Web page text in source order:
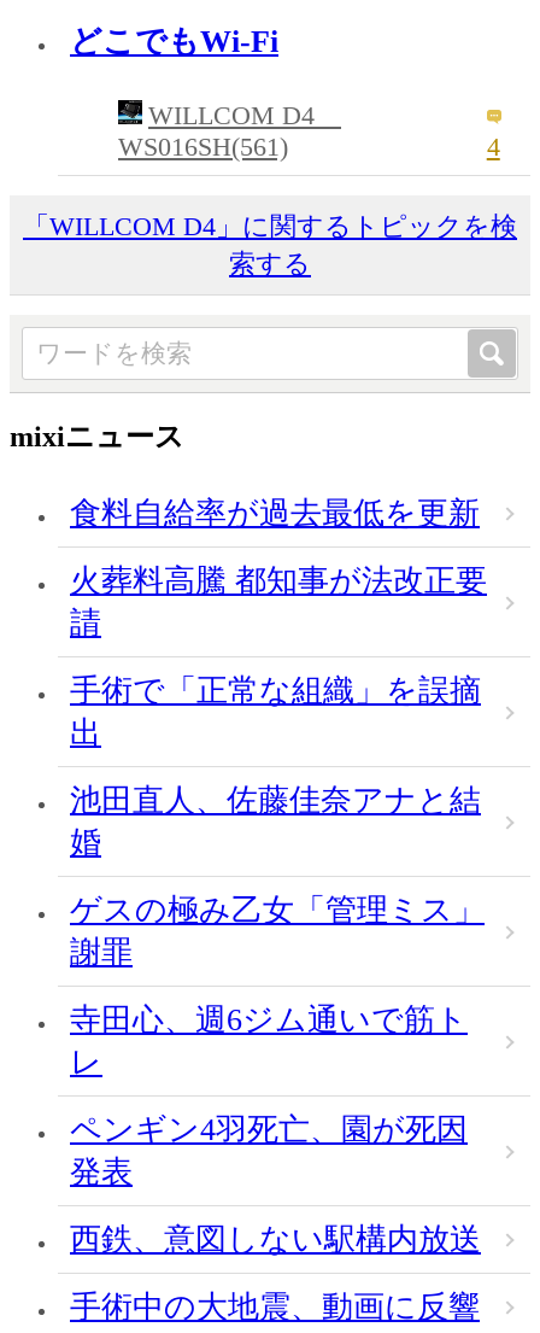
どこでもWi-Fi
WILLCOM D4
WS016SH(561)
4
「WILLCOM D4」に関するトピックを検
索する
mixiニュース
食料自給率が過去最低を更新
火葬料高騰 都知事が法改正要
請
手術で「正常な組織」を誤摘
出
池田直人、佐藤佳奈アナと結
婚
ゲスの極み乙女「管理ミス」
謝罪
寺田心、週6ジム通いで筋ト
レ
ペンギン4羽死亡、園が死因
発表
西鉄、意図しない駅構内放送
手術中の大地震、動画に反響